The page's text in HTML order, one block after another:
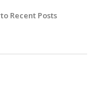
Recent Posts